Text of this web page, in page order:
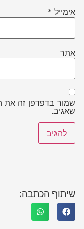
אימייל *
אתר
שמור בדפדפן זה את
שאגיב.
שיתוף הכתבה: